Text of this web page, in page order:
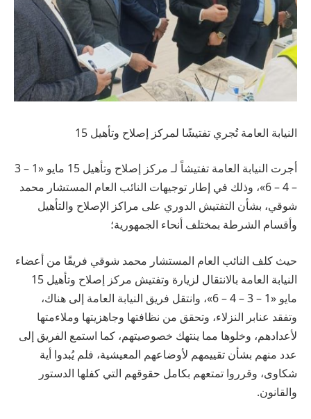
النيابة العامة تُجري تفتيشًا لمركز إصلاح وتأهيل 15
أجرت النيابة العامة تفتيشاً لـ مركز إصلاح وتأهيل 15 مايو «1 – 3
– 4 – 6»، وذلك في إطار توجيهات النائب العام المستشار محمد
شوقي، بشأن التفتيش الدوري على مراكز الإصلاح والتأهيل
وأقسام الشرطة بمختلف أنحاء الجمهورية؛
حيث كلف النائب العام المستشار محمد شوقي فريقًا من أعضاء
النيابة العامة بالانتقال لزيارة وتفتيش مركز إصلاح وتأهيل 15
مايو «1 – 3 – 4 – 6»، وانتقل فريق النيابة العامة إلى هناك،
وتفقد عنابر النزلاء، وتحقق من نظافتها وجاهزيتها وملاءمتها
لأعدادهم، وخلوها مما ينتهك خصوصيتهم، كما استمع الفريق إلى
عدد منهم بشأن تقييمهم لأوضاعهم المعيشية، فلم يُبدوا أية
شكاوى، وقرروا تمتعهم بكامل حقوقهم التي كفلها الدستور
والقانون.